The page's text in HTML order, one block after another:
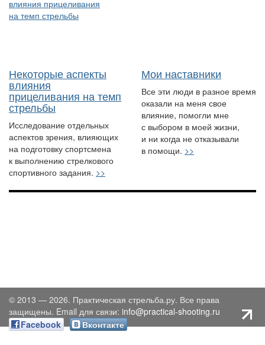
Некоторые аспекты
влияния
прицеливания на темп
стрельбы
Исследование отдельных
аспектов зрения, влияющих
на подготовку спортсмена
к выполнению стрелкового
спортивного задания. >>
Мои наставники
Все эти люди в разное время
оказали на меня свое
влияние, помогли мне
с выбором в моей жизни,
и ни когда не отказывали
в помощи. >>
© 2013 — 2026. Практическая стрельба.ру. Все права
защищены. Email для связи: info@practical-shooting.ru
Facebook
Вконтакте